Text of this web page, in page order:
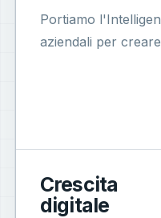
Portiamo
aziendali per
Crescita
digitale